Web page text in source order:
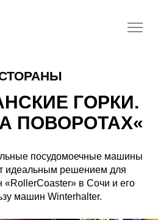
ГОРКИ.
ПОВОРОТАХ«
посудомоечные машины
идеальным решением для
«RollerCoaster» в Сочи и его
машин Winterhalter.